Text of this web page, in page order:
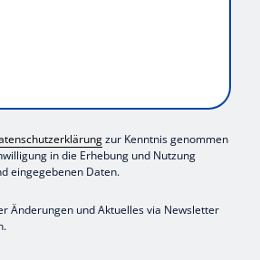
zur Kenntnis genommen
in die Erhebung und Nutzung
eingegebenen Daten.
Änderungen und Aktuelles via Newsletter